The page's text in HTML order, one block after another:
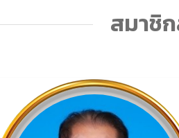
สมาชิ